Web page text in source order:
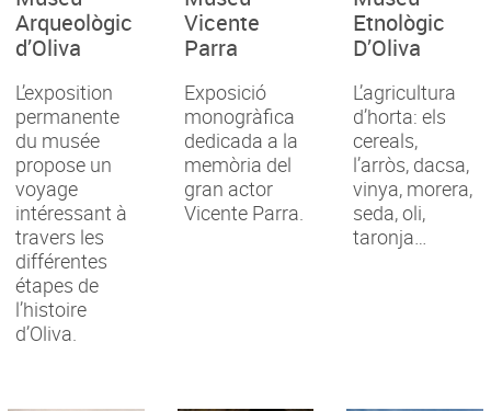
Arqueològic
d’Oliva
L’exposition
permanente
du musée
propose un
voyage
intéressant à
travers les
différentes
étapes de
l’histoire
d’Oliva.
Vicente
Parra
Exposició
monogràfica
dedicada a la
memòria del
gran actor
Vicente Parra.
Etnològic
D’Oliva
L’agricultura
d’horta: els
cereals,
l’arròs, dacsa,
vinya, morera,
seda, oli,
taronja…